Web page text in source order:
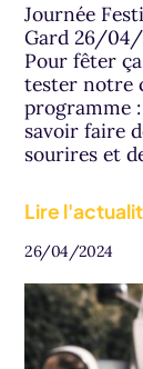
Journée
Gard 26/04/
Pour fêter
tester notre
programme
savoir faire
sourires et
Lire
26/04/2024